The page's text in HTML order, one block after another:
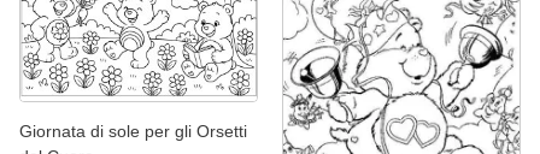
Giornata di sole per gli Orsetti